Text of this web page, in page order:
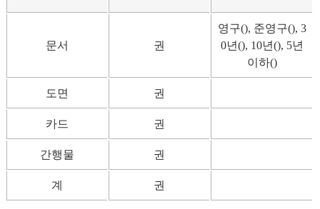
문서 권
영구(), 준영구(), 3
0년(), 10년(), 5년
이하()
도면 권
카드 권
간행물 권
계 권